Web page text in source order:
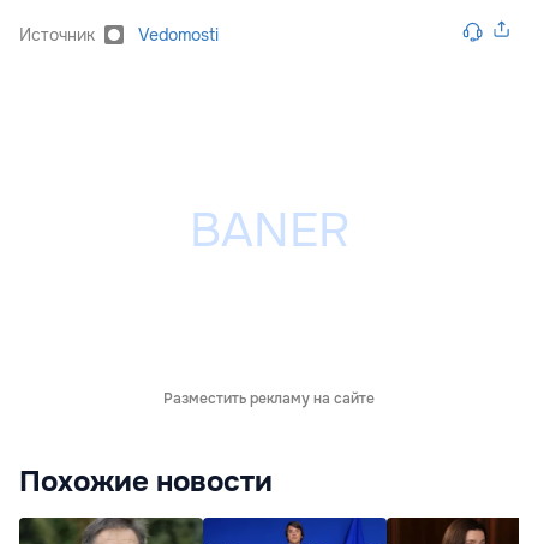
Источник Vedomosti
Разместить рекламу на сайте
Похожие новости